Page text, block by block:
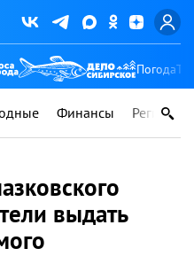
Погода
Финансы Регионы
выдать